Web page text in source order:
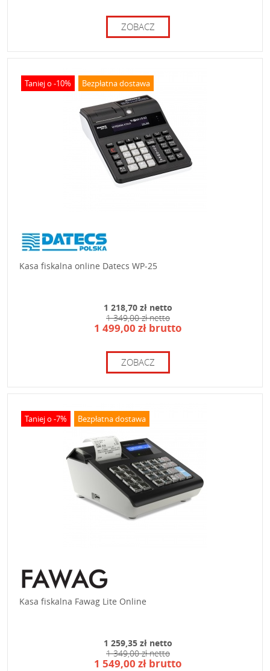
ZOBACZ
Taniej o -10% Bezpłatna dostawa
Kasa fiskalna online Datecs WP-25
1 218,70 zł netto
1 349,00 zł netto
1 499,00 zł brutto
ZOBACZ
Taniej o -7% Bezpłatna dostawa
Kasa fiskalna Fawag Lite Online
1 259,35 zł netto
1 349,00 zł netto
1 549,00 zł brutto